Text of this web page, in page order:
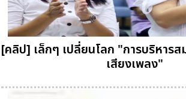
[คลิป] เล็กๆ เปลี่ยนโลก "การบริหาร
เสียงเพลง"